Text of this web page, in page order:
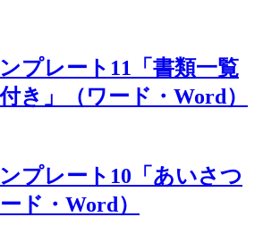
プレート11「書類一覧
き」（ワード・Word）
プレート10「あいさつ
ド・Word）